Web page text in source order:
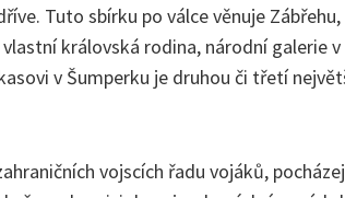
Tuto sbírku po válce věnuje
královská rodina, národní galerie
v Šumperku je druhou či třetí
vojscích řadu vojáků,